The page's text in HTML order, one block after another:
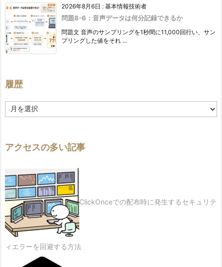
2026年8月6日 : 基本情報技術者
問題8-6：音声データは何分記録できるか
問題文 音声のサンプリングを1秒間に11,000回行い、サン
プリングした値をそれ ...
履歴
歴
アクセスの多い記事
ClickOnceでの配布時に発生するセキュリテ
ィエラーを回避する方法